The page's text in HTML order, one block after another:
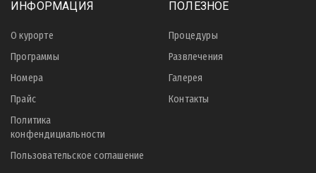
ИНФОРМАЦИЯ
О курорте
Программы
Номера
Прайс
Политика
конфендициальности
Пользовательское соглашение
ПОЛЕЗНОЕ
Процедуры
Развлечения
Галерея
Контакты